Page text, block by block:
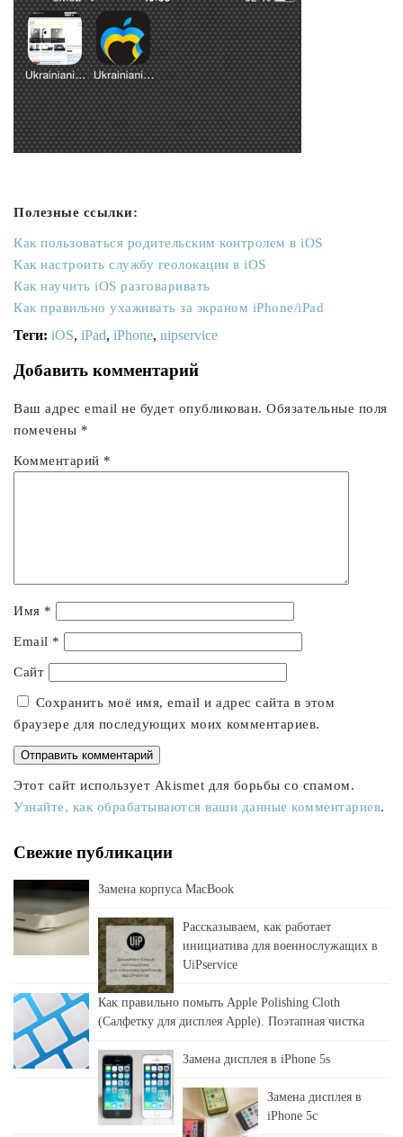
Полезные ссылки:
Как пользоваться родительским контролем в iOS
Как настроить службу геолокации в iOS
Как научить iOS разговаривать
Как правильно ухаживать за экраном iPhone/iPad
Теги: iOS, iPad, iPhone, uipservice
Добавить комментарий
Ваш адрес email не будет опубликован. Обязательные поля
помечены *
Комментарий *
Имя *
Email *
Сайт
Сохранить моё имя, email и адрес сайта в этом
браузере для последующих моих комментариев.
Этот сайт использует Akismet для борьбы со спамом.
Узнайте, как обрабатываются ваши данные комментариев.
Свежие публикации
Замена корпуса MacBook
Рассказываем, как работает
инициатива для военнослужащих в
UiPservice
Как правильно помыть Apple Polishing Cloth
(Салфетку для дисплея Apple). Поэтапная чистка
Замена дисплея в iPhone 5s
Замена дисплея в
iPhone 5c